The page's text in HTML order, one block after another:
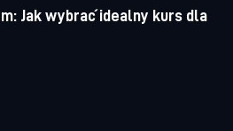
Jak wybrać idealny kurs dla